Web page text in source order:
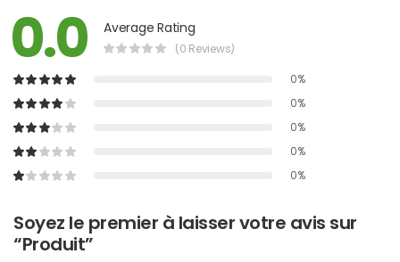
0.0 Average Rating
(0 Reviews)
0%
0%
0%
0%
0%
Soyez le premier à laisser votre avis sur
“Produit”